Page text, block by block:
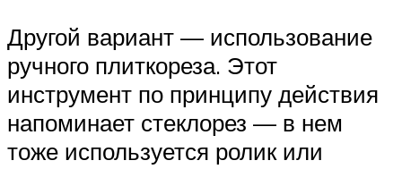
Другой вариант — использование
ручного плиткореза. Этот
инструмент по принципу действия
напоминает стеклорез — в нем
тоже используется ролик или